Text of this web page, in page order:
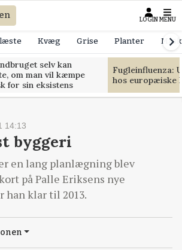
LOGIN MENU
Kvæg Grise Planter
selv kan
om man vil kæmpe
for sin eksistens
Fugleinfluenza:
hos europæiske
14:13
byggeri
en lang planlægning blev
på Palle Eriksens nye
han klar til 2013.